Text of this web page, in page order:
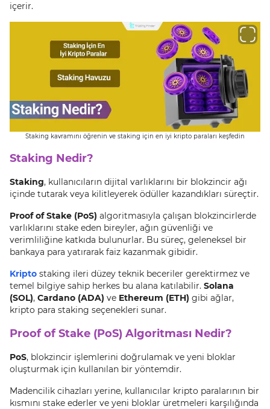
içerir.
Staking kavramını öğrenin ve staking için en iyi kripto paraları keşfedin
Staking Nedir?
Staking, kullanıcıların dijital varlıklarını bir blokzincir ağı
içinde tutarak veya kilitleyerek ödüller kazandıkları süreçtir.
Proof of Stake (PoS) algoritmasıyla çalışan blokzincirlerde
varlıklarını stake eden bireyler, ağın güvenliği ve
verimliliğine katkıda bulunurlar. Bu süreç, geleneksel bir
bankaya para yatırarak faiz kazanmak gibidir.
Kripto staking ileri düzey teknik beceriler gerektirmez ve
temel bilgiye sahip herkes bu alana katılabilir. Solana
(SOL), Cardano (ADA) ve Ethereum (ETH) gibi ağlar,
kripto para staking seçenekleri sunar.
Proof of Stake (PoS) Algoritması Nedir?
PoS, blokzincir işlemlerini doğrulamak ve yeni bloklar
oluşturmak için kullanılan bir yöntemdir.
Madencilik cihazları yerine, kullanıcılar kripto paralarının bir
kısmını stake ederler ve yeni bloklar üretmeleri karşılığında